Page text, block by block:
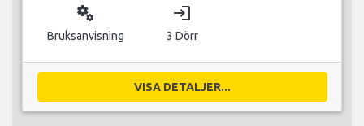
miscellaneous_services
Bruksanvisning
login
3 Dörr
VISA DETALJER...